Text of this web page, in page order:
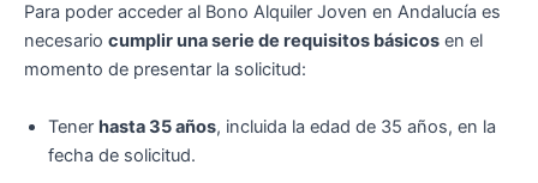
Para poder acceder al Bono Alquiler Joven en Andalucía es
necesario cumplir una serie de requisitos básicos en el
momento de presentar la solicitud:
Tener hasta 35 años, incluida la edad de 35 años, en la
fecha de solicitud.